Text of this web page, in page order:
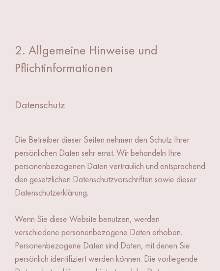
2. Allgemeine Hinweise und
Pflichtinformationen
Datenschutz
Die Betreiber dieser Seiten nehmen den Schutz Ihrer
persönlichen Daten sehr ernst. Wir behandeln Ihre
personenbezogenen Daten vertraulich und entsprechend
den gesetzlichen Datenschutzvorschriften sowie dieser
Datenschutzerklärung.
Wenn Sie diese Website benutzen, werden
verschiedene personenbezogene Daten erhoben.
Personenbezogene Daten sind Daten, mit denen Sie
persönlich identifiziert werden können. Die vorliegende